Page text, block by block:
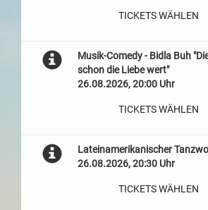
TICKETS WÄHLEN
Musik-Comedy - Bidla Buh
schon die Liebe wert"
26.08.2026, 20:00 Uhr
TICKETS WÄHLEN
Lateinamerikanischer
26.08.2026, 20:30 Uhr
TICKETS WÄHLEN